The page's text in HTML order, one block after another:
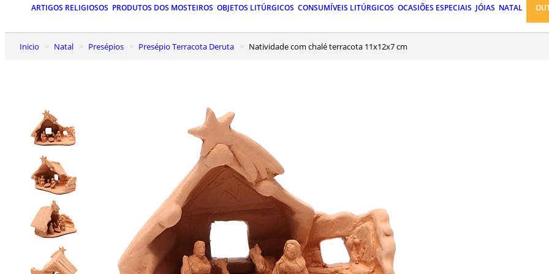
ARTIGOS RELIGIOSOS PRODUTOS DOS MOSTEIROS OBJETOS LITÚRGICOS CONSUMÍVEIS LITÚRGICOS OCASIÕES ESPECIAIS JÓIAS NATAL
Inicio Natal Presépios Presépio Terracota Deruta Natividade com chalé terracota 11x12x7 cm